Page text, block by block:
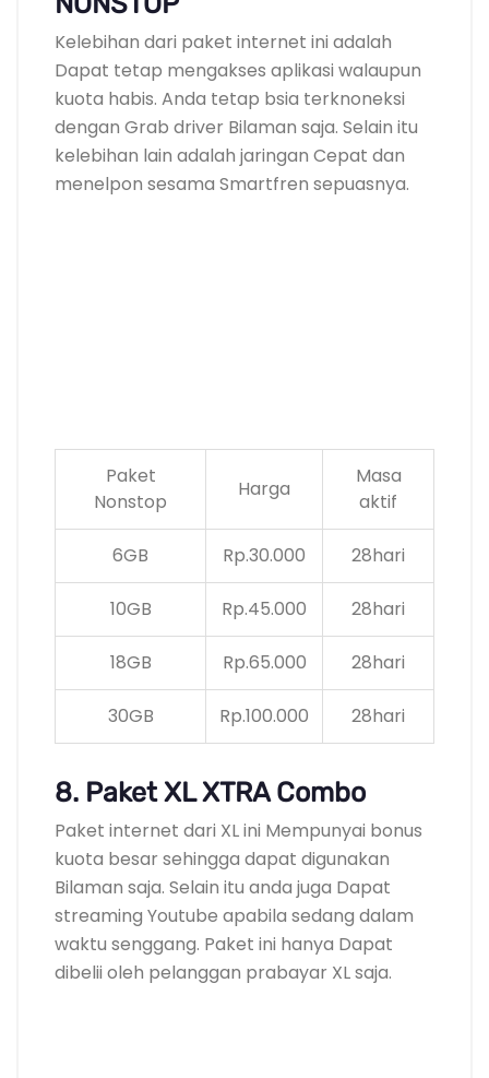
Kelebihan dari paket internet ini adalah
Dapat tetap mengakses aplikasi walaupun
kuota habis. Anda tetap bsia terknoneksi
dengan Grab driver Bilaman saja. Selain itu
kelebihan lain adalah jaringan Cepat dan
menelpon sesama Smartfren sepuasnya.
Paket
Nonstop
Harga
Masa
aktif
6GB Rp.30.000 28hari
10GB Rp.45.000 28hari
18GB Rp.65.000 28hari
30GB Rp.100.000 28hari
8. Paket XL XTRA Combo
Paket internet dari XL ini Mempunyai bonus
kuota besar sehingga dapat digunakan
Bilaman saja. Selain itu anda juga Dapat
streaming Youtube apabila sedang dalam
waktu senggang. Paket ini hanya Dapat
dibelii oleh pelanggan prabayar XL saja.